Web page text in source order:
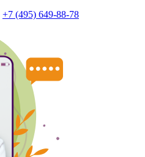
+7 (495) 649-88-78